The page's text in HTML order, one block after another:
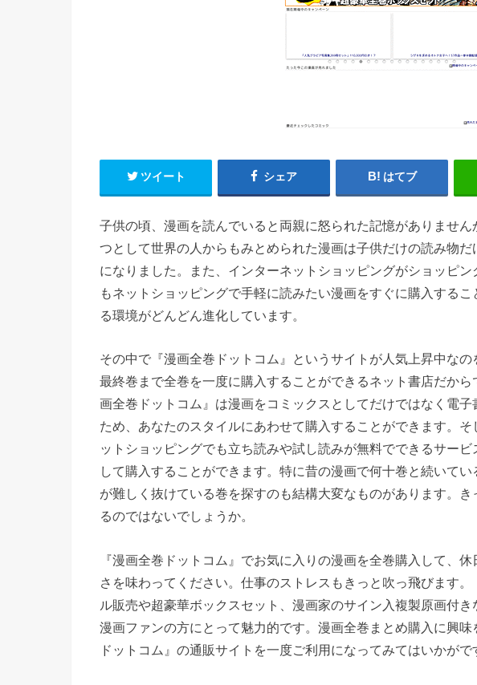
ツイート シェア はてブ
子供の頃、漫画を読んでいると両親に怒られた記憶がありませ
つとして世界の人からもみとめられた漫画は子供だけの読み物
になりました。また、インターネットショッピングがショッピ
もネットショッピングで手軽に読みたい漫画をすぐに購入する
る環境がどんどん進化しています。
その中で『漫画全巻ドットコム』というサイトが人気上昇中な
最終巻まで全巻を一度に購入することができるネット書店だか
画全巻ドットコム』は漫画をコミックスとしてだけではなく電
ため、あなたのスタイルにあわせて購入することができます。
ットショッピングでも立ち読みや試し読みが無料でできるサー
して購入することができます。特に昔の漫画で何十巻と続いて
が難しく抜けている巻を探すのも結構大変なものがあります。
るのではないでしょうか。
『漫画全巻ドットコム』でお気に入りの漫画を全巻購入して、
さを味わってください。仕事のストレスもきっと吹っ飛びます
ル販売や超豪華ボックスセット、漫画家のサイン入複製原画付き
漫画ファンの方にとって魅力的です。漫画全巻まとめ購入に興
ドットコム』の通販サイトを一度ご利用になってみてはいかがで